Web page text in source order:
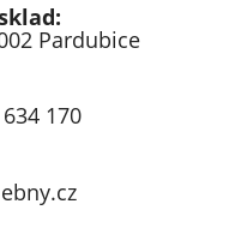
Pardubice
170